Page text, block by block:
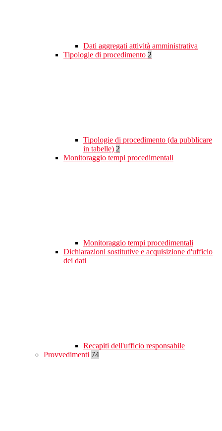
Dati aggregati attività amministrativa
Tipologie di procedimento 2
Tipologie di procedimento (da pubblicare
in tabelle) 2
Monitoraggio tempi procedimentali
Monitoraggio tempi procedimentali
Dichiarazioni sostitutive e acquisizione d'ufficio
dei dati
Recapiti dell'ufficio responsabile
Provvedimenti 74